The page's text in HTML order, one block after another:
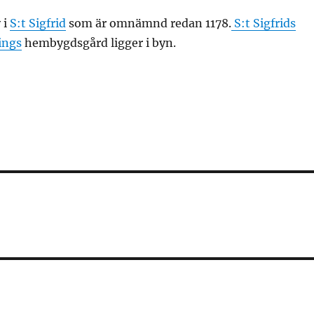
i S:t Sigfrid som är omnämnd redan 1178.S:t Sigfrids
hembygdsgård ligger i byn.